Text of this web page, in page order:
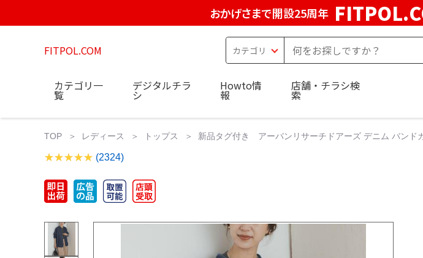
おかげさまで開設25周年
FITPOL.COM
カテゴリ一
覧
デジタルチラ
シ
Howto情
報
店舗・チラシ検
索
TOP レディース トップス 新品タグ付き アーバンリサーチドアーズ デニム バンド
(2324)